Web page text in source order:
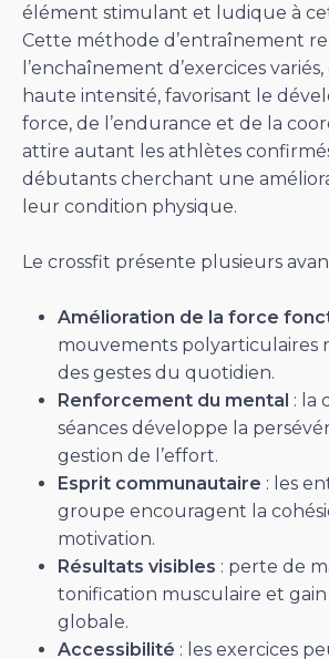
élément stimulant et ludique à
Cette méthode d’entraînement
l’enchaînement d’exercices
haute intensité, favorisant le
force, de l’endurance et de la
attire autant les athlètes
débutants cherchant une
leur condition physique.
Le crossfit présente plusieurs
Amélioration de la force
mouvements polyarticulaires
des gestes du quotidien.
Renforcement du mental : la
séances développe la
gestion de l’effort.
Esprit communautaire : les
groupe encouragent la
motivation.
Résultats visibles : perte de
tonification musculaire et gain
globale.
Accessibilité : les exercices